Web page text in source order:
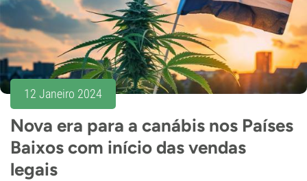
12 Janeiro 2024
Nova era para a canábis nos Países
Baixos com início das vendas
legais